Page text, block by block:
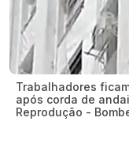
Trabalhadores
após corda de
Reprodução -